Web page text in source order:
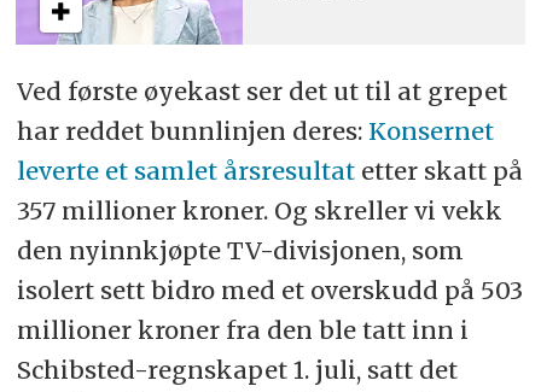
Ved første øyekast ser det ut til at grepet
har reddet bunnlinjen deres: Konsernet
leverte et samlet årsresultatetter skatt på
357 millioner kroner. Og skreller vi vekk
den nyinnkjøpte TV-divisjonen, som
isolert sett bidro med et overskudd på 503
millioner kroner fra den ble tatt inn i
Schibsted-regnskapet 1. juli, satt det